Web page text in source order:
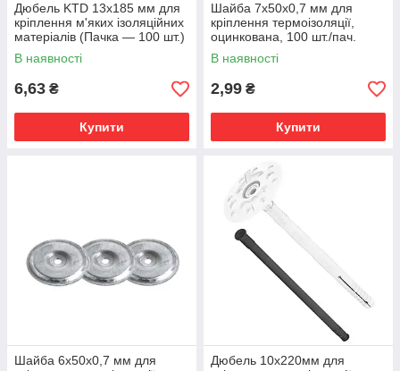
Дюбель KTD 13х185 мм для
кріплення м'яких ізоляційних
матеріалів (Пачка — 100 шт.)
В наявності
6,63 ₴
Купити
Шайба 7х50х0,7 мм для
кріплення термоізоляції,
оцинкована, 100 шт./пач.
В наявності
2,99 ₴
Купити
Шайба 6х50х0,7 мм для
Дюбель 10х220мм для